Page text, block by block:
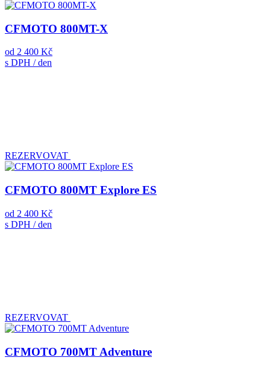
CFMOTO 800MT-X
od 2 400 Kč
s DPH / den
REZERVOVAT
CFMOTO 800MT Explore ES
od 2 400 Kč
s DPH / den
REZERVOVAT
CFMOTO 700MT Adventure